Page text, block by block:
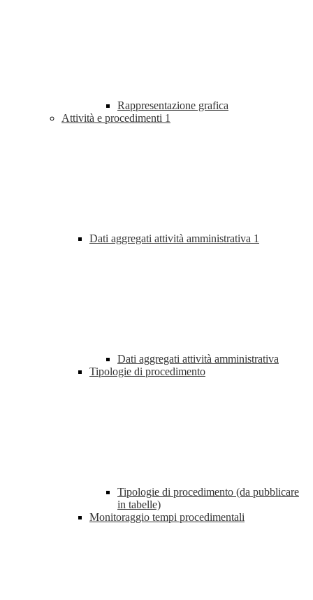
Rappresentazione grafica
Attività e procedimenti 1
Dati aggregati attività amministrativa 1
Dati aggregati attività amministrativa
Tipologie di procedimento
Tipologie di procedimento (da pubblicare
in tabelle)
Monitoraggio tempi procedimentali